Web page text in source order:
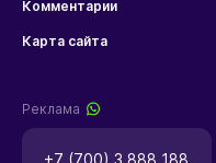
Комментарии
Карта сайта
Реклама
+7 (700) 3 888 188